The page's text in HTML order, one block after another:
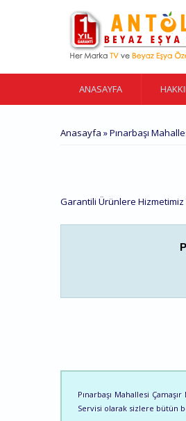
ANASAYFA
BURADASINIZ
Anasayfa » Pınarbaşı
Garantili Ürünlere Hizmetimiz
Pınarbaşı Mahallesi
Servisi olarak sizlere bütün